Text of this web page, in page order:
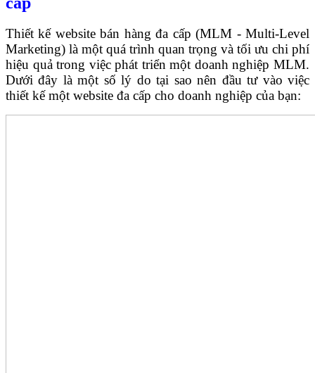
Thiết kế website bán hàng đa cấp (MLM - Multi-Level
Marketing) là một quá trình quan trọng và tối ưu chi phí
hiệu quả trong việc phát triển một doanh nghiệp MLM.
Dưới đây là một số lý do tại sao nên đầu tư vào việc
thiết kế một website đa cấp cho doanh nghiệp của bạn: